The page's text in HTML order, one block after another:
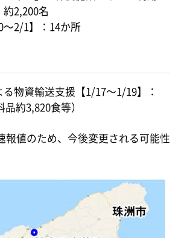
約2,200名
～2/1】：14か所
物資輸送支援【1/17～1/19】：
約3,820食等）
値のため、今後変更される可能性